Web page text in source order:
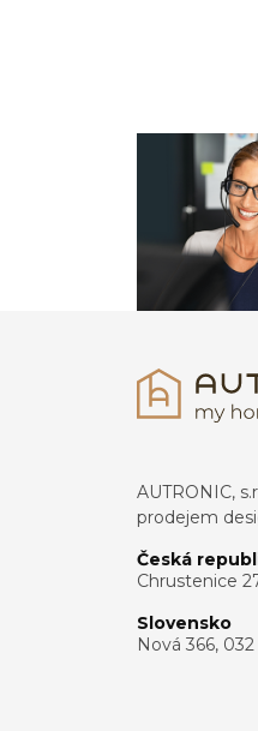
AUTRONIC,
prodejem
Česká
Chrustenice
Slovensko
Nová 366,